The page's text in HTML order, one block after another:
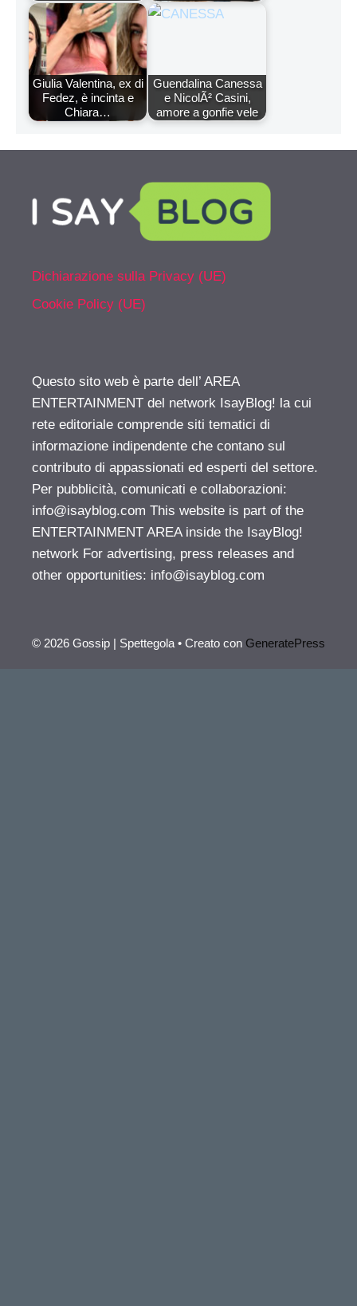
Giulia Valentina, ex di
Fedez, è incinta e
Chiara…
Guendalina Canessa
e NicolÃ² Casini,
amore a gonfie vele
Dichiarazione sulla Privacy (UE)
Cookie Policy (UE)
Questo sito web è parte dell’ AREA
ENTERTAINMENT del network IsayBlog! la cui
rete editoriale comprende siti tematici di
informazione indipendente che contano sul
contributo di appassionati ed esperti del settore.
Per pubblicità, comunicati e collaborazioni:
info@isayblog.com This website is part of the
ENTERTAINMENT AREA inside the IsayBlog!
network For advertising, press releases and
other opportunities: info@isayblog.com
© 2026 Gossip | Spettegola • Creato con GeneratePress